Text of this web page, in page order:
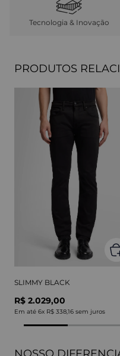
Tecnologia & Inovação
PRODUTOS
SLIMMY BLACK
R$ 2.029,00
Em até 6x R$ 338,16 sem juros